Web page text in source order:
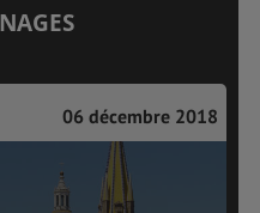
06 décembre 2018